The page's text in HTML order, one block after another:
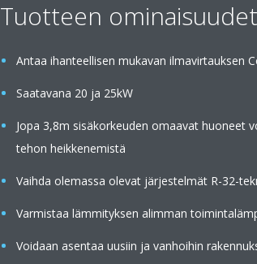
Tuotteen ominaisuudet
Antaa ihanteellisen mukavan ilmavirtauksen
Saatavana 20 ja 25kW
Jopa 3,8m sisäkorkeuden omaavat huoneet
tehon heikkenemistä
Vaihda olemassa olevat järjestelmät R-32-
Varmistaa lämmityksen alimman
Voidaan asentaa uusiin ja vanhoihin